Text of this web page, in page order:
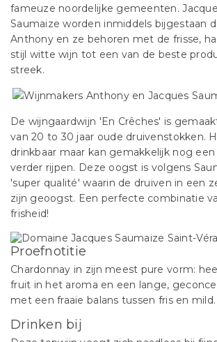
fameuze noordelijke gemeenten.
Saumaize worden inmiddels bijgestaan
Anthony en ze behoren met de frisse,
stijl witte wijn tot een van de beste
streek.
De wijngaardwijn 'En Crêches' is
van 20 to 30 jaar oude druivenstokken.
drinkbaar maar kan gemakkelijk nog een
verder rijpen. Deze oogst is volgens
'super qualité' waarin de druiven in een
zijn geoogst. Een perfecte combinatie
frisheid!
Proefnotitie
Chardonnay in zijn meest pure vorm:
fruit in het aroma en een lange,
met een fraaie balans tussen fris en mild.
Drinken bij